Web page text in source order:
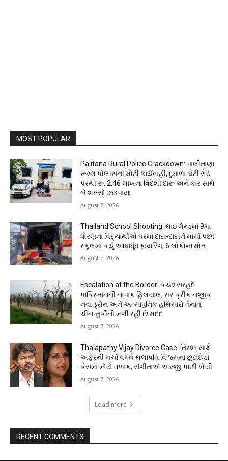
MOST POPULAR
Palitana Rural Police Crackdown: પાલીતાણા
રૂરલ પોલીસની મોટી કાર્યવાહી, દુધાળા-ઘેટી રોડ
પરથી રૂ. 2.46 લાખના વિદેશી દારૂ અને કાર સાથે
બે શખ્સો ઝડપાયા
August 7, 2026
Thailand School Shooting: થાઈલેન્ડમાં 9મા
ધોરણના વિદ્યાર્થીએ ઘરમાં દાદા-દાદીને માર્યા પછી
સ્કૂલમાં કર્યું આંધાધૂંધ ફાયરિંગ, 6 લોકોના મોત
August 7, 2026
Escalation at the Border: કચ્છ સરહદે
પાકિસ્તાનની નાપાક હિલચાલ, સર ક્રીક નજીક
નવા ડ્રોન અને અત્યાધુનિક હથિયારો તૈનાત,
ચીન-તુર્કીની મળી રહી છે મદદ
August 7, 2026
Thalapathy Vijay Divorce Case: ત્રિશા સાથે
અફેરની ચર્ચા વચ્ચે થલાપતિ વિજયના છૂટાછેડા
કેસમાં મોટો વળાંક, સંગીતાએ અરજી પાછી ખેંચી
August 7, 2026
Load more
RECENT COMMENTS